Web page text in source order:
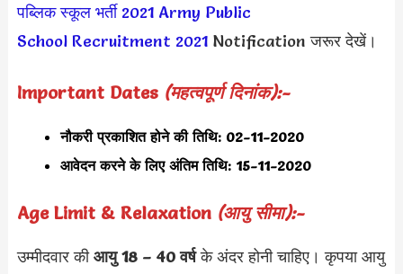
पब्लिक स्कूल भर्ती 2021 Army Public
School Recruitment 2021Notification जरूर देखें।
Important Dates (महत्वपूर्ण दिनांक):-
नौकरी प्रकाशित होने की तिथि: 02-11-2020
आवेदन करने के लिए अंतिम तिथि: 15-11-2020
Age Limit & Relaxation (आयु सीमा):-
उम्मीदवार कीआयु 18 – 40 वर्षके अंदर होनी चाहिए। कृपया आयु